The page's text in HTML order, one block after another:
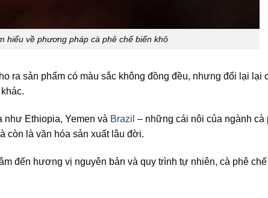
hiểu về phương pháp cà phê chế biến khô
ra sản phẩm có màu sắc không đồng đều, nhưng đổi lại lại
như Ethiopia, Yemen và Brazil – những cái nôi của ngành cà
còn là văn hóa sản xuất lâu đời.
đến hương vị nguyên bản và quy trình tự nhiên, cà phê